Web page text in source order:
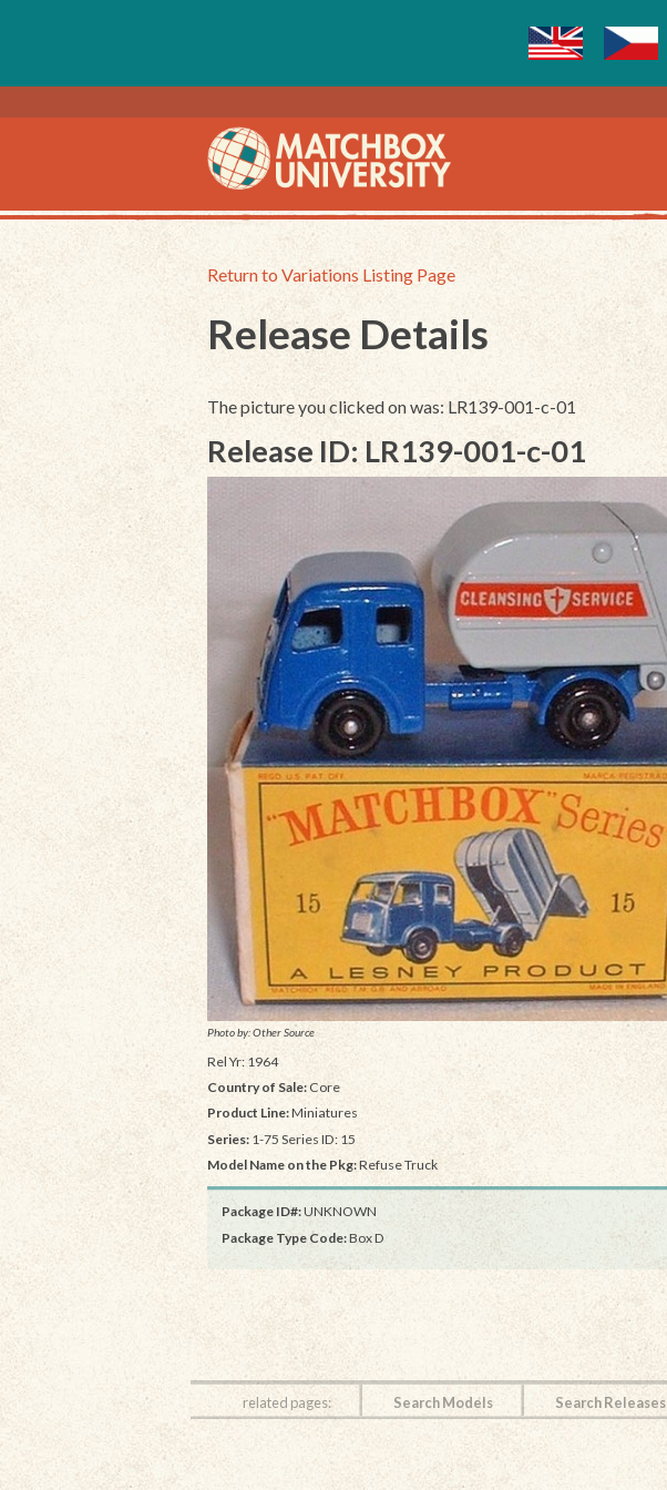
Return to Variations Listing Page
Release Details
The picture you clicked on was: LR139-001-c-01
Release ID: LR139-001-c-01
Photo by: Other Source
Rel Yr: 1964
Country of Sale:Core
Product Line:Miniatures
Series: 1-75 Series ID: 15
Model Name on the Pkg:Refuse Truck
Package ID#:UNKNOWN
Package Type Code:Box D
related pages: Search Models Search Releases